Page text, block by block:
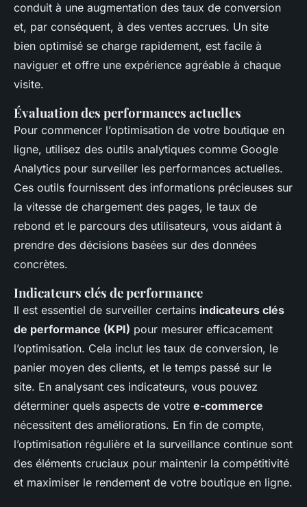
conduit à une augmentation des taux de conversion
et, par conséquent, à des ventes accrues. Un site
bien optimisé se charge rapidement, est facile à
naviguer et offre une expérience agréable à chaque
visite.
Évaluation des performances actuelles
Pour commencer l’optimisation de votre boutique en
ligne, utilisez des outils analytiques comme Google
Analytics pour surveiller les performances actuelles.
Ces outils fournissent des informations précieuses sur
la vitesse de chargement des pages, le taux de
rebond et le parcours des utilisateurs, vous aidant à
prendre des décisions basées sur des données
concrètes.
Indicateurs clés de performance
Il est essentiel de surveiller certains indicateurs clés
de performance (KPI) pour mesurer efficacement
l’optimisation. Cela inclut les taux de conversion, le
panier moyen des clients, et le temps passé sur le
site. En analysant ces indicateurs, vous pouvez
déterminer quels aspects de votre e-commerce
nécessitent des améliorations. En fin de compte,
l’optimisation régulière et la surveillance continue sont
des éléments cruciaux pour maintenir la compétitivité
et maximiser le rendement de votre boutique en ligne.